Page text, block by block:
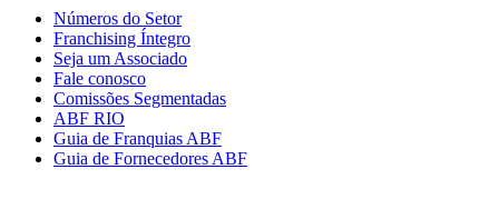
Números do Setor
Franchising Íntegro
Seja um Associado
Fale conosco
Comissões Segmentadas
ABF RIO
Guia de Franquias ABF
Guia de Fornecedores ABF